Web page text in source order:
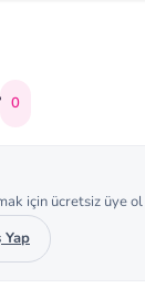
0
için ücretsiz üye
Yap